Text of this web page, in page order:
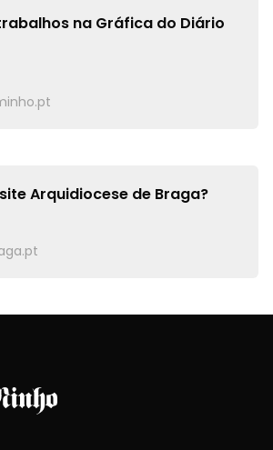
na Gráfica do Diário
Arquidiocese de Braga?